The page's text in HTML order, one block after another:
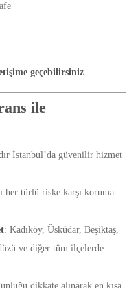
geçebilirsiniz.
ile
İstanbul’da güvenilir hizmet
her türlü riske karşı koruma
: Kadıköy, Üsküdar, Beşiktaş,
ve diğer tüm ilçelerde
dikkate alınarak en kısa